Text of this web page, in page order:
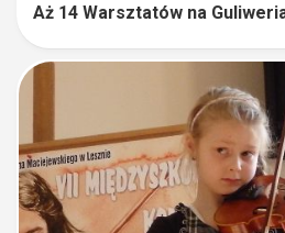
Aż 14 Warsztatów na